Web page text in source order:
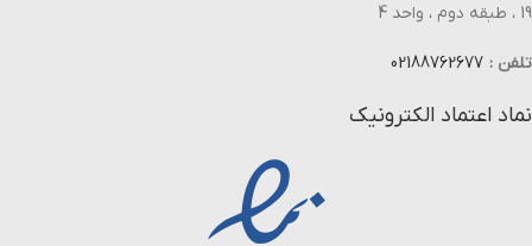
19 ، طبقه دوم ، واحد 4
تلفن : 02188762677
نماد اعتماد الکترونیک